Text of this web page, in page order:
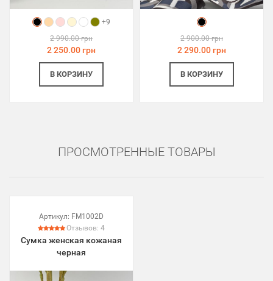
+9
2 990.00 грн
2 250.00 грн
В КОРЗИНУ
2 900.00 грн
2 290.00 грн
В КОРЗИНУ
ПРОСМОТРЕННЫЕ ТОВАРЫ
Артикул: FM1002D
Отзывов: 4
Сумка женская кожаная
черная